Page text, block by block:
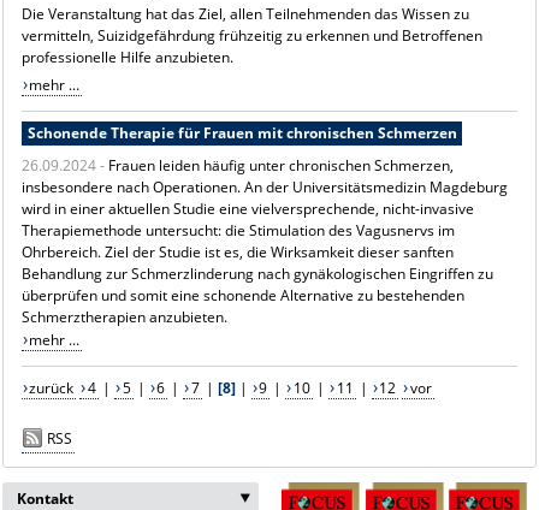
Die Veranstaltung hat das Ziel, allen Teilnehmenden das Wissen zu
vermitteln, Suizidgefährdung frühzeitig zu erkennen und Betroffenen
professionelle Hilfe anzubieten.
mehr ...
Schonende Therapie für Frauen mit chronischen Schmerzen
26.09.2024 - Frauen leiden häufig unter chronischen Schmerzen,
insbesondere nach Operationen. An der Universitätsmedizin Magdeburg
wird in einer aktuellen Studie eine vielversprechende, nicht-invasive
Therapiemethode untersucht: die Stimulation des Vagusnervs im
Ohrbereich. Ziel der Studie ist es, die Wirksamkeit dieser sanften
Behandlung zur Schmerzlinderung nach gynäkologischen Eingriffen zu
überprüfen und somit eine schonende Alternative zu bestehenden
Schmerztherapien anzubieten.
mehr ...
zurück 4 | 5 | 6 | 7 | [8]| 9 | 10 | 11 | 12 vor
RSS
Kontakt ‣